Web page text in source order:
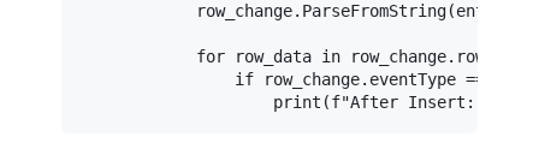
            row_change.ParseFromString(entry[
for row_data in
if row_change.eventType ==
print (f"After Insert: